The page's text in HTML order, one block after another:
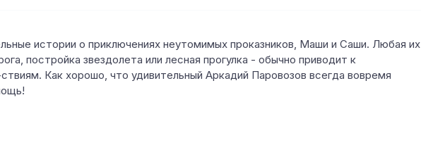
истории о приключениях неутомимых проказников, Маши и Саши. Любая их
постройка звездолета или лесная прогулка - обычно приводит к
Как хорошо, что удивительный Аркадий Паровозов всегда вовремя